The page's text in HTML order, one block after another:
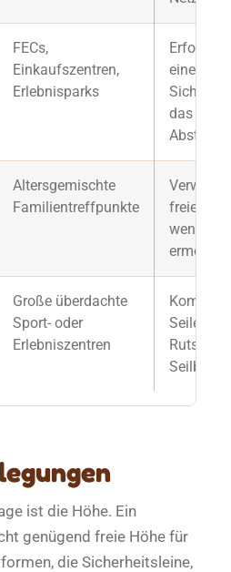
FECs,
Einkaufszentren,
Erlebnisparks
eine
das
Altersgemischte
Familientreffpunkte
freieres
weniger
Große überdachte
Sport- oder
Erlebniszentren
Seile,
Seilbahn.
ist die Höhe. Ein
genügend freie Höhe für
die Sicherheitsleine,